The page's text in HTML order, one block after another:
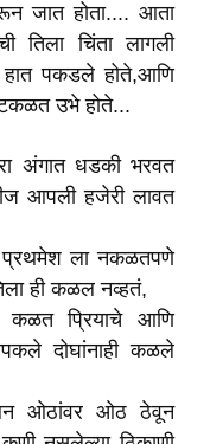
जात होता.... आता
तिला चिंता लागली
हात पकडले होते,आणि
उभे होते...
अंगात धडकी भरवत
आपली हजेरी लावत
प्रथमेश ला नकळतपणे
ही कळल नव्हतं,
कळत प्रियाचे आणि
दोघांनाही कळले
ओठांवर ओठ ठेवून